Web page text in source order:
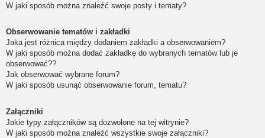
W jaki sposób można znaleźć swoje posty i tematy?
Obserwowanie tematów i zakładki
Jaka jest różnica między dodaniem zakładki a obserwowaniem?
W jaki sposób można dodać zakładkę do wybranych tematów lub je
obserwować??
Jak obserwować wybrane forum?
W jaki sposób usunąć obserwowanie forum, tematu?
Załączniki
Jakie typy załączników są dozwolone na tej witrynie?
W jaki sposób można znaleźć wszystkie swoje załączniki?